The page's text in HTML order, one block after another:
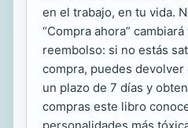
en el trabajo, en tu vida.
“Compra ahora”
reembolso: si no estás
compra, puedes devolver
un plazo de 7 días y
compras este libro